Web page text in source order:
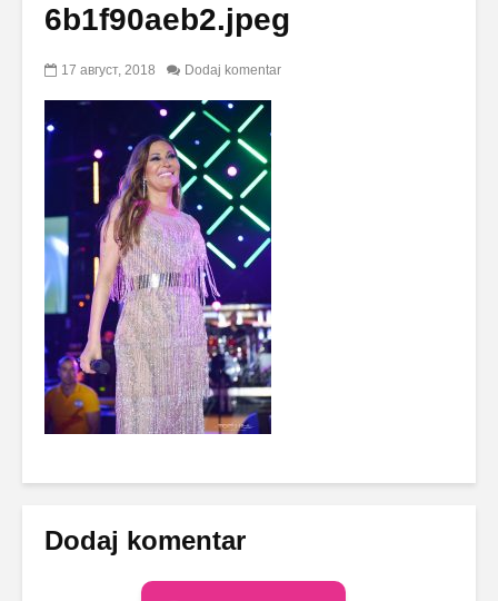
6b1f90aeb2.jpeg
17 август, 2018 Dodaj komentar
Dodaj komentar